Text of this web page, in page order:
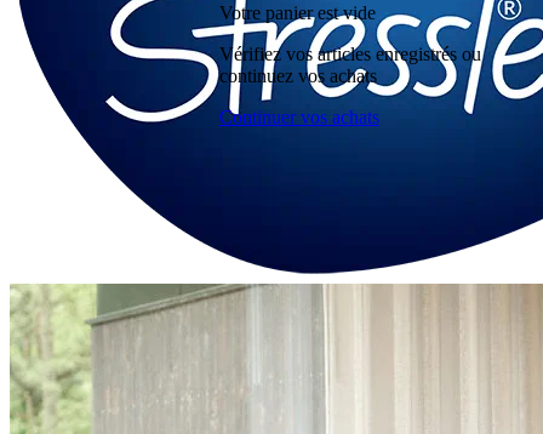
Votre panier est vide
Vérifiez vos articles enregistrés ou
continuez vos achats
Continuer vos achats